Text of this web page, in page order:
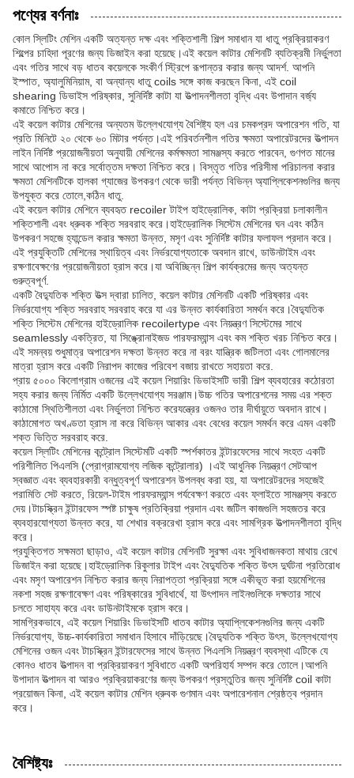
পণ্যের বর্ণনাঃ
কোল স্লিটিং মেশিন একটি অত্যন্ত দক্ষ এবং শক্তিশালী শিল্প সমাধান যা ধাতু প্রক্রিয়াকরণ
শিল্পের চাহিদা পূরণের জন্য ডিজাইন করা হয়েছে।এই কয়েল কাটার মেশিনটি ব্যতিক্রমী নির্ভুলতা
এবং গতির সাথে বড় ধাতব কয়েলকে সংকীর্ণ স্ট্রিপে রূপান্তর করার জন্য আদর্শ. আপনি
ইস্পাত, অ্যালুমিনিয়াম, বা অন্যান্য ধাতু coils সঙ্গে কাজ করছেন কিনা, এই coil
shearing ডিভাইস পরিষ্কার, সুনির্দিষ্ট কাটা যা উত্পাদনশীলতা বৃদ্ধি এবং উপাদান বর্জ্য
কমাতে নিশ্চিত করে।
এই কয়েল কাটার মেশিনের অন্যতম উল্লেখযোগ্য বৈশিষ্ট্য হল এর চমকপ্রদ অপারেশন গতি, যা
প্রতি মিনিটে ২০ থেকে ৬০ মিটার পর্যন্ত।এই পরিবর্তনশীল গতির ক্ষমতা অপারেটরদের উত্পাদন
লাইন নির্দিষ্ট প্রয়োজনীয়তা অনুযায়ী মেশিনের কর্মক্ষমতা সামঞ্জস্য করতে পারবেন, গুণগত মানের
সাথে আপোস না করে সর্বোত্তম দক্ষতা নিশ্চিত করে। বিস্তৃত গতির পরিসীমা পরিচালনা করার
ক্ষমতা মেশিনটিকে হালকা গ্যাজের উপকরণ থেকে ভারী পর্যন্ত বিভিন্ন অ্যাপ্লিকেশনগুলির জন্য
উপযুক্ত করে তোলে,কঠিন ধাতু.
এই কয়েল কাটার মেশিনে ব্যবহৃত recoiler টাইপ হাইড্রোলিক, কাটা প্রক্রিয়া চলাকালীন
শক্তিশালী এবং ধ্রুবক শক্তি সরবরাহ করে।হাইড্রোলিক সিস্টেম মেশিনের ঘন এবং কঠিন
উপকরণ সহজে হ্যান্ডেল করার ক্ষমতা উন্নত, মসৃণ এবং সুনির্দিষ্ট কাটার ফলাফল প্রদান করে।
এই প্রযুক্তিটি মেশিনের স্থায়িত্ব এবং নির্ভরযোগ্যতাকে অবদান রাখে, ডাউনটাইম এবং
রক্ষণাবেক্ষণের প্রয়োজনীয়তা হ্রাস করে।যা অবিচ্ছিন্ন শিল্প কার্যক্রমের জন্য অত্যন্ত
গুরুত্বপূর্ণ.
একটি বৈদ্যুতিক শক্তি উত্স দ্বারা চালিত, কয়েল কাটার মেশিনটি একটি পরিষ্কার এবং
নির্ভরযোগ্য শক্তি সরবরাহ সরবরাহ করে যা এর উন্নত কার্যকারিতা সমর্থন করে।বৈদ্যুতিক
শক্তি সিস্টেম মেশিনের হাইড্রোলিক recoilertype এবং নিয়ন্ত্রণ সিস্টেমের সাথে
seamlessly একত্রিত, যা সিঙ্ক্রোনাইজড পারফরম্যান্স এবং কম শক্তি খরচ নিশ্চিত করে।
এই সমন্বয় শুধুমাত্র অপারেশন দক্ষতা উন্নত করে না বরং যান্ত্রিক জটিলতা এবং গোলমালের
মাত্রা হ্রাস করে একটি নিরাপদ কাজের পরিবেশ বজায় রাখতে সহায়তা করে.
প্রায় ৫০০০ কিলোগ্রাম ওজনের এই কয়েল শিয়ারিং ডিভাইসটি ভারী শিল্প ব্যবহারের কঠোরতা
সহ্য করার জন্য নির্মিত একটি উল্লেখযোগ্য সরঞ্জাম।উচ্চ গতির অপারেশনের সময় এর শক্ত
কাঠামো স্থিতিশীলতা এবং নির্ভুলতা নিশ্চিত করেযন্ত্রের ওজনও তার দীর্ঘায়ুতে অবদান রাখে।
কাঠামোগত অখণ্ডতা হ্রাস না করে বিভিন্ন আকার এবং বেধের কয়েল সমর্থন করে এমন একটি
শক্ত ভিত্তি সরবরাহ করে.
কয়েল স্লিটিং মেশিনের কন্ট্রোল সিস্টেমটি একটি স্পর্শকাতর ইন্টারফেসের সাথে সংহত একটি
পরিশীলিত পিএলসি (প্রোগ্রামযোগ্য লজিক কন্ট্রোলার) ।এই আধুনিক নিয়ন্ত্রণ সেটআপ
স্বজ্ঞাত এবং ব্যবহারকারী বন্ধুত্বপূর্ণ অপারেশন উপলব্ধ করা হয়, যা অপারেটরদের সহজেই
পরামিতি সেট করতে, রিয়েল-টাইম পারফরম্যান্স পর্যবেক্ষণ করতে এবং ফ্লাইতে সামঞ্জস্য করতে
দেয়।টাচস্ক্রিন ইন্টারফেস স্পষ্ট চাক্ষুষ প্রতিক্রিয়া প্রদান এবং জটিল কাজগুলি সহজতর করে
ব্যবহারযোগ্যতা উন্নত করে, যা শেখার বক্ররেখা হ্রাস করে এবং সামগ্রিক উত্পাদনশীলতা বৃদ্ধি
করে।
প্রযুক্তিগত সক্ষমতা ছাড়াও, এই কয়েল কাটার মেশিনটি সুরক্ষা এবং সুবিধাজনকতা মাথায় রেখে
ডিজাইন করা হয়েছে।হাইড্রোলিক রিকুলার টাইপ এবং বৈদ্যুতিক শক্তি উৎস দুর্ঘটনা প্রতিরোধ
এবং মসৃণ অপারেশন নিশ্চিত করার জন্য নিরাপত্তা প্রক্রিয়া সঙ্গে একীভূত করা হয়মেশিনের
নকশা সহজ রক্ষণাবেক্ষণ এবং পরিষ্কারের সুবিধার্থে, যা উৎপাদন লাইনগুলিকে দক্ষতার সাথে
চলতে সাহায্য করে এবং ডাউনটাইমকে হ্রাস করে।
সামগ্রিকভাবে, এই কয়েল শিয়ারিং ডিভাইসটি ধাতব কাটার অ্যাপ্লিকেশনগুলির জন্য একটি
নির্ভরযোগ্য, উচ্চ-কার্যকারিতা সমাধান হিসাবে দাঁড়িয়েছে।বৈদ্যুতিক শক্তি উৎস, উল্লেখযোগ্য
মেশিনের ওজন এবং টাচস্ক্রিন ইন্টারফেসের সাথে উন্নত পিএলসি নিয়ন্ত্রণ ব্যবস্থা এটিকে যে
কোনও ধাতব উত্পাদন বা প্রক্রিয়াকরণ সুবিধাতে একটি অপরিহার্য সম্পদ করে তোলে।আপনি
উপাদান উত্পাদন বা আরও প্রক্রিয়াকরণের জন্য উপকরণ প্রস্তুতির জন্য সুনির্দিষ্ট coil কাটা
প্রয়োজন কিনা, এই কয়েল কাটার মেশিন ধ্রুবক গুণমান এবং অপারেশনাল শ্রেষ্ঠত্ব প্রদান
করে।
বৈশিষ্ট্যঃ